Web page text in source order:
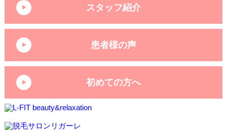
スタッフ紹介
患者様の声
初めての方へ